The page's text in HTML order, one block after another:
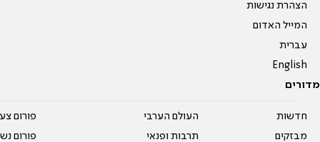
הצהרת נגישות
המייל האדום
עברית
English
מדורים
חדשות
מבזקים
העולם הערבי
תרבות ופנאי
פורום
פורום